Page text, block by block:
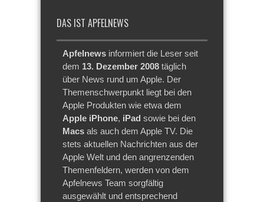
DAS IST APFELNEWS
Apfelnews informiert die Leser seit
dem 13. Dezember 2008 täglich
über News rund um Apple. Der
Themenschwerpunkt liegt bei den
Apple Produkten wie etwa dem
Apple iPhone, iPad sowie bei den
Macs als auch dem Apple TV. Die
stets aktuellen Nachrichten aus der
Apple Welt und den angrenzenden
Themenfeldern, werden von dem
Apfelnews Team sorgfältig
ausgewählt und entsprechend